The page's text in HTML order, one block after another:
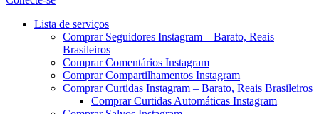
Menu
Lista de serviços
Comprar Seguidores Instagram – Barato, Reais
Brasileiros
Comprar Comentários Instagram
Comprar Compartilhamentos Instagram
Comprar Curtidas Instagram – Barato, Reais Brasileiros
Comprar Curtidas Automáticas Instagram